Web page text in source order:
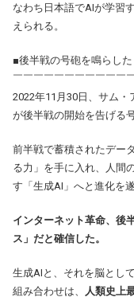
なわち日本語でAIが学習
えられる。
■後半戦の号砲を鳴らした
￣￣￣￣￣￣￣￣￣￣￣
2022年11月30日、サム・
が後半戦の開始を告げる
前半戦で蓄積されたデー
る力」を手に入れ、人間
す「生成AI」へと進化を遂
インターネット革命、後
ス」だと確信した。
生成AIと、それを脳とし
組み合わせは、
人類史上